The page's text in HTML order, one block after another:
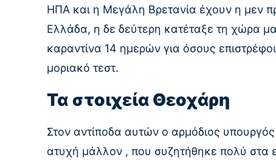
ΗΠΑ και η Μεγάλη Βρετανία έχουν η μεν
Ελλάδα, η δε δεύτερη κατέταξε τη χώρα
καραντίνα 14 ημερών για όσους
μοριακό τεστ.
Τα στοιχεία Θεοχάρη
Στον αντίποδα αυτών ο αρμόδιος
ατυχή μάλλον , που συζητήθηκε πολύ στα